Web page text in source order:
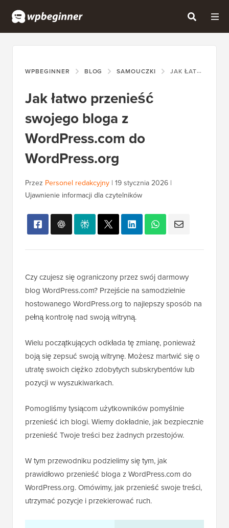
WPBEGINNER BLOG SAMOUCZKI JAK ŁATWO PRZENIEŚĆ SWOJEGO BLOGA Z WORDPRESS.COM DO WORDPRESS.ORG
Jak łatwo przenieść
swojego bloga z
WordPress.com do
WordPress.org
Przez Personel redakcyjny | 19 stycznia 2026 |
Ujawnienie informacji dla czytelników
Czy czujesz się ograniczony przez swój darmowy
blog WordPress.com? Przejście na samodzielnie
hostowanego WordPress.org to najlepszy sposób na
pełną kontrolę nad swoją witryną.
Wielu początkujących odkłada tę zmianę, ponieważ
boją się zepsuć swoją witrynę. Możesz martwić się o
utratę swoich ciężko zdobytych subskrybentów lub
pozycji w wyszukiwarkach.
Pomogliśmy tysiącom użytkowników pomyślnie
przenieść ich blogi. Wiemy dokładnie, jak bezpiecznie
przenieść Twoje treści bez żadnych przestojów.
W tym przewodniku podzielimy się tym, jak
prawidłowo przenieść bloga z WordPress.com do
WordPress.org. Omówimy, jak przenieść swoje treści,
utrzymać pozycje i przekierować ruch.